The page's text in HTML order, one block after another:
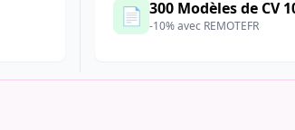
📄 300 Modèles de CV
-10% avec REMOTEFR